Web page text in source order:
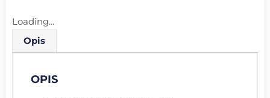
Loading...
Opis
OPIS